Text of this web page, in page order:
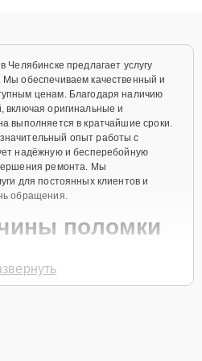
предлагает услугу
обеспечиваем качественный и
ценам. Благодаря наличию
включая оригинальные и
выполняется в кратчайшие сроки.
опыт работы с
надёжную и бесперебойную
ремонта. Мы
для постоянных клиентов и
обращения.
поломки
из-за механического